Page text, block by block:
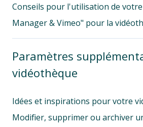
Conseils pour l'utilisation de
Manager & Vimeo" pour la
Paramètres
vidéothèque
Idées et inspirations pour votre
Modifier, supprimer ou archiver